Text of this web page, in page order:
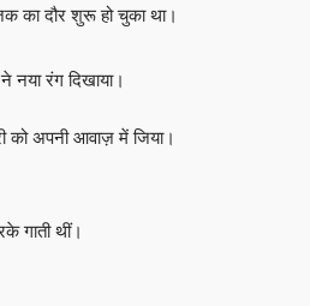
का दौर शुरू हो चुका था।
रंग दिखाया।
को अपनी आवाज़ में जिया।
गाती थीं।